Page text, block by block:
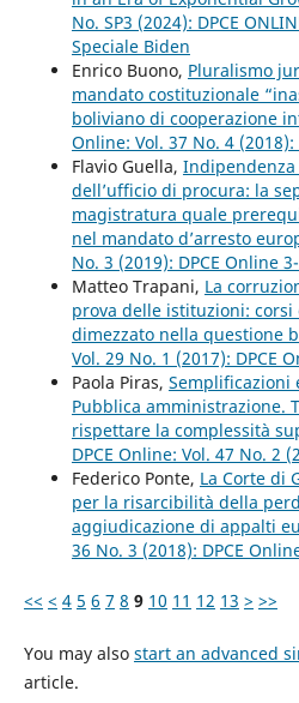
No. SP3 (2024): DPCE
Speciale Biden
Enrico Buono, Pluralismo
mandato costituzionale
boliviano di cooperazione
Online: Vol. 37 No. 4 (2018):
Flavio Guella, Indipendenza
dell’ufficio di procura: la
magistratura quale
nel mandato d’arresto
No. 3 (2019): DPCE Online
Matteo Trapani, La
prova delle istituzioni:
dimezzato nella questione
Vol. 29 No. 1 (2017): DPCE
Paola Piras, Semplificazioni
Pubblica amministrazione.
rispettare la complessità
DPCE Online: Vol. 47 No. 2
Federico Ponte, La Corte di
per la risarcibilità della
aggiudicazione di appalti
36 No. 3 (2018): DPCE
<< < 4 5 6 7 8 9 10 11 12 13 > >>
You may also start an advanced
article.